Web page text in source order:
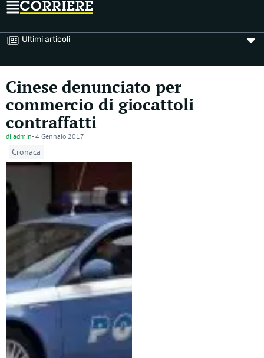
Ultimi articoli
Cinese denunciato per
commercio di giocattoli
contraffatti
di admin-4 Gennaio 2017
Cronaca